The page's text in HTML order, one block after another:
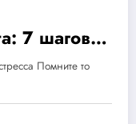
7 шагов к
Помните то